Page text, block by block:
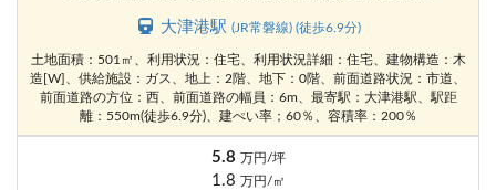
大津港駅(JR常磐線) (徒歩6.9分)
土地面積：501㎡、利用状況：住宅、利用状況詳細：住宅、建物構造：木
造[W]、供給施設：ガス、地上：2階、地下：0階、前面道路状況：市道、
前面道路の方位：西、前面道路の幅員：6m、最寄駅：大津港駅、駅距
離：550m(徒歩6.9分)、建ぺい率；60％、容積率：200％
5.8 万円/坪
1.8 万円/㎡